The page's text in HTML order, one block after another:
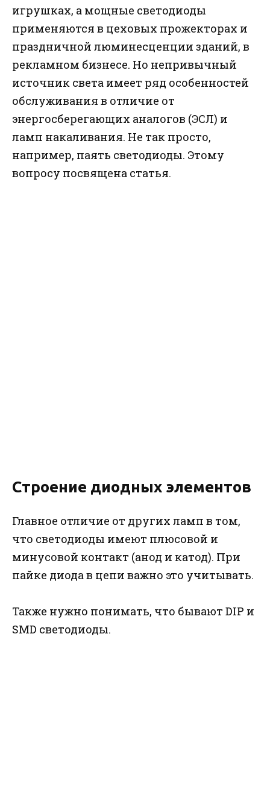
игрушках, а мощные светодиоды
применяются в цеховых прожекторах и
праздничной люминесценции зданий, в
рекламном бизнесе. Но непривычный
источник света имеет ряд особенностей
обслуживания в отличие от
энергосберегающих аналогов (ЭСЛ) и
ламп накаливания. Не так просто,
например, паять светодиоды. Этому
вопросу посвящена статья.
Строение диодных элементов
Главное отличие от других ламп в том,
что светодиоды имеют плюсовой и
минусовой контакт (анод и катод). При
пайке диода в цепи важно это учитывать.
Также нужно понимать, что бывают DIP и
SMD светодиоды.